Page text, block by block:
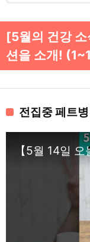
[5월의 건강
션을 소개!
전집중 페트
【5월 14일